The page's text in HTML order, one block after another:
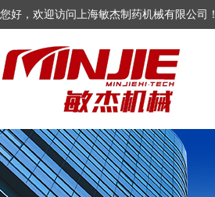
您好，欢迎访问上海敏杰制药机械有限公司！